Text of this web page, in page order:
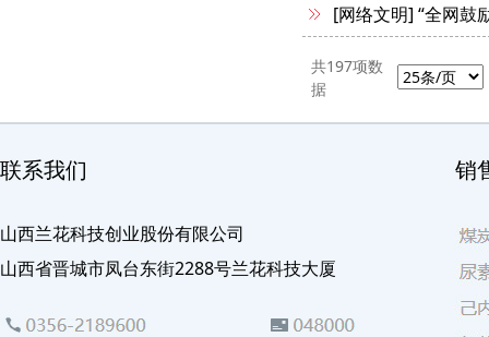
[网络文明] “全网鼓
共197项数
据
联系我们
山西兰花科技创业股份有限公司
山西省晋城市凤台东街2288号兰花科技大厦
销